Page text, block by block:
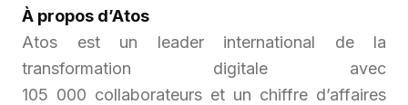
À propos d’Atos
Atos est un leader international de la
transformation digitale avec
105 000 collaborateurs et un chiffre d’affaires